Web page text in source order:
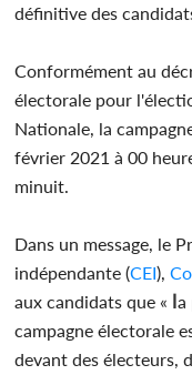
définitive des
Conformément au
électorale pour
Nationale, la
février 2021 à 00
minuit.
Dans un message, le
indépendante (CEI),
aux candidats que « la
campagne électorale
devant des électeurs,